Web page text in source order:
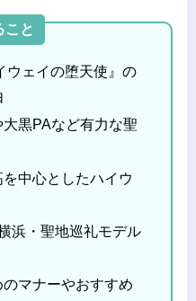
こと
ウェイの堕天使』の
黒PAなど有力な聖
中心としたハイウ
浜・聖地巡礼モデル
マナーやおすすめ